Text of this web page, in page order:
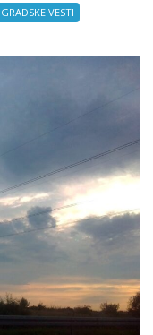
GRADSKE VESTI